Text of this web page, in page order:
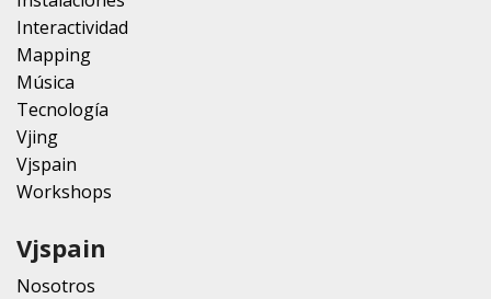
Interactividad
Mapping
Música
Tecnología
Vjing
Vjspain
Workshops
Vjspain
Nosotros